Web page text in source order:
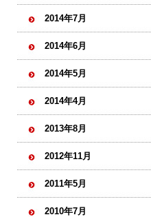
2014年7月
2014年6月
2014年5月
2014年4月
2013年8月
2012年11月
2011年5月
2010年7月